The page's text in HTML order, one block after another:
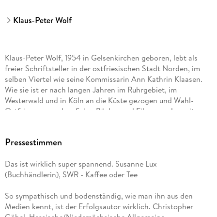
Klaus-Peter Wolf
Klaus-Peter Wolf, 1954 in Gelsenkirchen geboren, lebt als
freier Schriftsteller in der ostfriesischen Stadt Norden, im
selben Viertel wie seine Kommissarin Ann Kathrin Klaasen.
Wie sie ist er nach langen Jahren im Ruhrgebiet, im
Westerwald und in Köln an die Küste gezogen und Wahl-
Ostfriese geworden. Seine Bücher und Filme wurden mit
verkauft worden. Mehr als 60 seiner Drehbücher wurden
Autor ist Mitglied im PEN-Zentrum Deutschland.
stehen regelmäßig mehrere Wochen auf Platz 1 der Spiegel-
Bestsellerliste, die ZDF-Verfilmungen sind Quotenrenner und
Pressestimmen
Das ist wirklich super spannend. Susanne Lux
(Buchhändlerin), SWR - Kaffee oder Tee
So sympathisch und bodenständig, wie man ihn aus den
Medien kennt, ist der Erfolgsautor wirklich. Christopher